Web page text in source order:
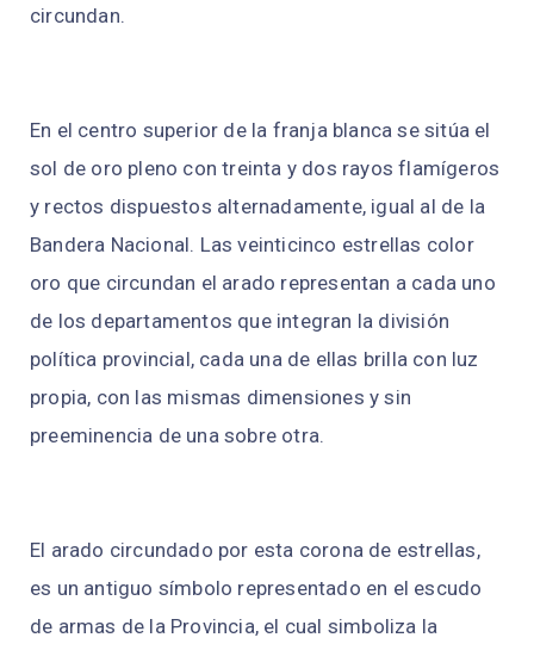
circundan.
En el centro superior de la franja blanca se sitúa el
sol de oro pleno con treinta y dos rayos flamígeros
y rectos dispuestos alternadamente, igual al de la
Bandera Nacional. Las veinticinco estrellas color
oro que circundan el arado representan a cada uno
de los departamentos que integran la división
política provincial, cada una de ellas brilla con luz
propia, con las mismas dimensiones y sin
preeminencia de una sobre otra.
El arado circundado por esta corona de estrellas,
es un antiguo símbolo representado en el escudo
de armas de la Provincia, el cual simboliza la